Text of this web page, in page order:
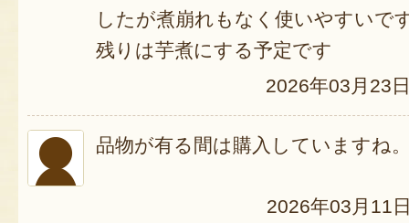
したが煮崩れもなく使いやすいで
残りは芋煮にする予定です
2026年03月23
品物が有る間は購入していますね
2026年03月11